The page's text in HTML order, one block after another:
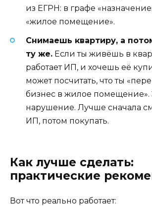
из ЕГРН: в графе
«жилое помещение».
Снимаешь квартиру, а
ту же. Если ты живёшь в
работает ИП, и хочешь её
может посчитать, что ты
бизнес в жилое помещение».
нарушение. Лучше сначала
ИП, потом покупать.
Как лучше сделать:
практические
Вот что реально работает: